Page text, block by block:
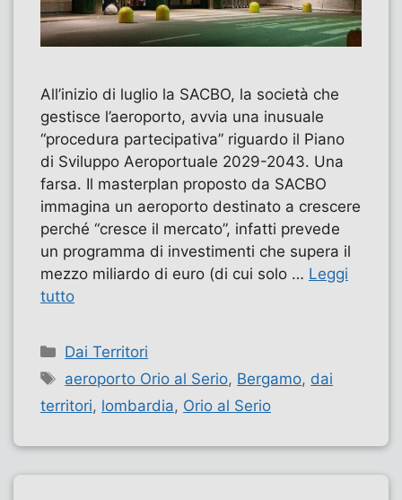
All’inizio di luglio la SACBO, la società che
gestisce l’aeroporto, avvia una inusuale
“procedura partecipativa” riguardo il Piano
di Sviluppo Aeroportuale 2029-2043. Una
farsa. Il masterplan proposto da SACBO
immagina un aeroporto destinato a crescere
perché “cresce il mercato”, infatti prevede
un programma di investimenti che supera il
mezzo miliardo di euro (di cui solo … Leggi
tutto
Categorie
Dai Territori
Tag
aeroporto Orio al Serio, Bergamo, dai
territori, lombardia, Orio al Serio